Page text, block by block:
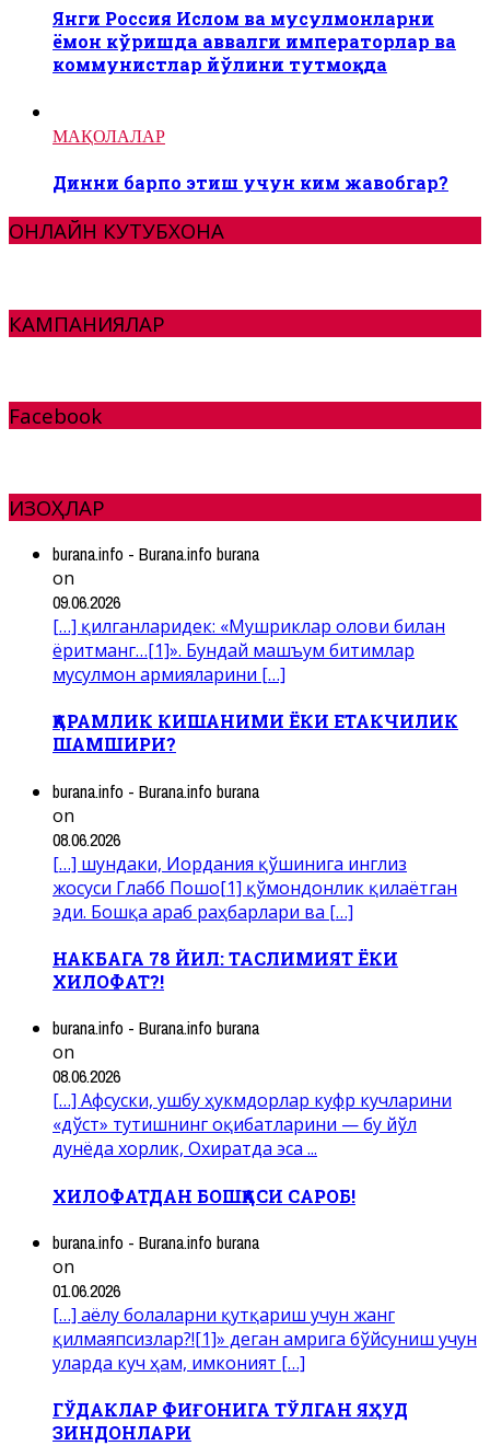
Янги Россия Ислом ва мусулмонларни
ёмон кўришда аввалги императорлар ва
коммунистлар йўлини тутмоқда
МАҚОЛАЛАР
Динни барпо этиш учун ким жавобгар?
ОНЛАЙН КУТУБХОНА
КАМПАНИЯЛАР
Facebook
ИЗОҲЛАР
burana.info - Burana.info burana
on
09.06.2026
[…] қилганларидек: «Мушриклар олови билан
ёритманг…[1]». Бундай машъум битимлар
мусулмон армияларини […]
ҚАРАМЛИК КИШАНИМИ ЁКИ ЕТАКЧИЛИК
ШАМШИРИ?
burana.info - Burana.info burana
on
08.06.2026
[…] шундаки, Иордания қўшинига инглиз
жосуси Глабб Пошо[1] қўмондонлик қилаётган
эди. Бошқа араб раҳбарлари ва […]
НАКБАГА 78 ЙИЛ: ТАСЛИМИЯТ ЁКИ
ХИЛОФАТ?!
burana.info - Burana.info burana
on
08.06.2026
[…] Афсуски, ушбу ҳукмдорлар куфр кучларини
«дўст» тутишнинг оқибатларини — бу йўл
дунёда хорлик, Охиратда эса ...
ХИЛОФАТДАН БОШҚАСИ САРОБ!
burana.info - Burana.info burana
on
01.06.2026
[…] аёлу болаларни қутқариш учун жанг
қилмаяпсизлар?![1]» деган амрига бўйсуниш учун
уларда куч ҳам, имконият […]
ГЎДАКЛАР ФИҒОНИГА ТЎЛГАН ЯҲУД
ЗИНДОНЛАРИ